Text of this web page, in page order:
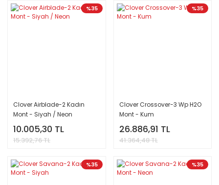
%35
Clover Airblade-2 Kadın
Mont - Siyah / Neon
10.005,30 TL
15.392,76 TL
%35
Clover Crossover-3 Wp H2O
Mont - Kum
26.886,91 TL
41.364,48 TL
%35 %35